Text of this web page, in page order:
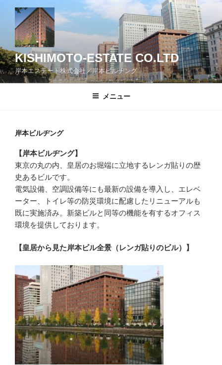
ツ
へ
ス
KISHIMOTO-ESTATE CO.LTD
岸本エステート株式会社／岸本ビルヂング
メニュー
岸本ビルヂング
【岸本ビルヂング】
東京の丸の内、皇居のお堀端に立地するレンガ貼りの歴
史あるビルです。
電気設備、空調設備等にも最新の設備を導入し、エレベ
ーター、トイレ等の防災環境に配慮したリニューアルも
既に実施済み。新築ビルと同等の機能を有するオフィス
環境を提供しております。
【皇居から見た岸本ビル全景（レンガ貼りのビル）】